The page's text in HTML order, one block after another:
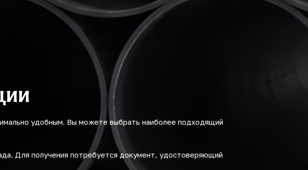
удобным. Вы можете выбрать наиболее подходящий
Для получения потребуется документ, удостоверяющий